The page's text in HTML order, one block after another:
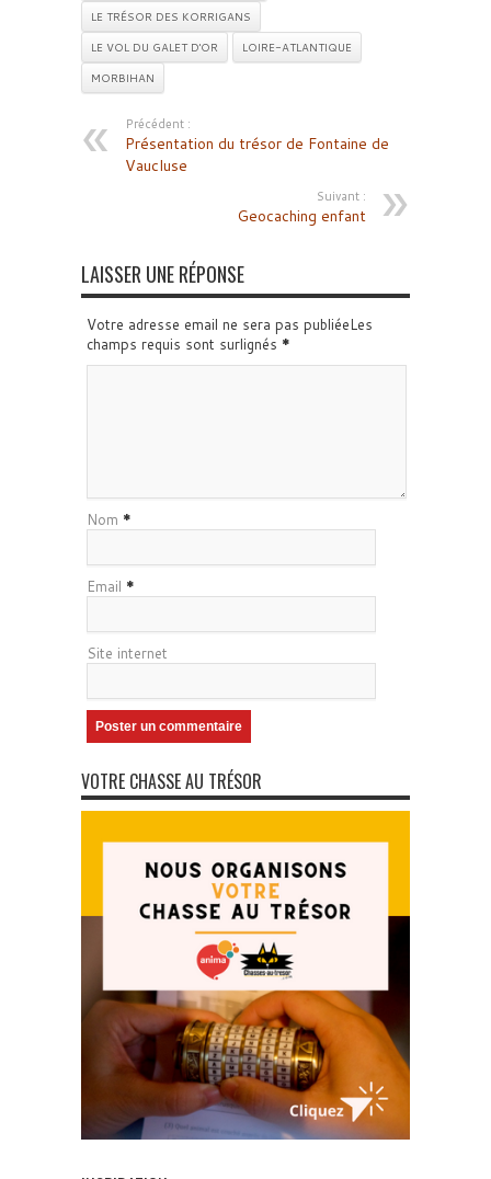
LE TRÉSOR DES KORRIGANS
LE VOL DU GALET D'OR
LOIRE-ATLANTIQUE
MORBIHAN
Précédent :
Présentation du trésor de Fontaine de
Vaucluse
Suivant :
Geocaching enfant
LAISSER UNE RÉPONSE
Votre adresse email ne sera pas publiéeLes
champs requis sont surlignés *
Nom *
Email *
Site internet
VOTRE CHASSE AU TRÉSOR